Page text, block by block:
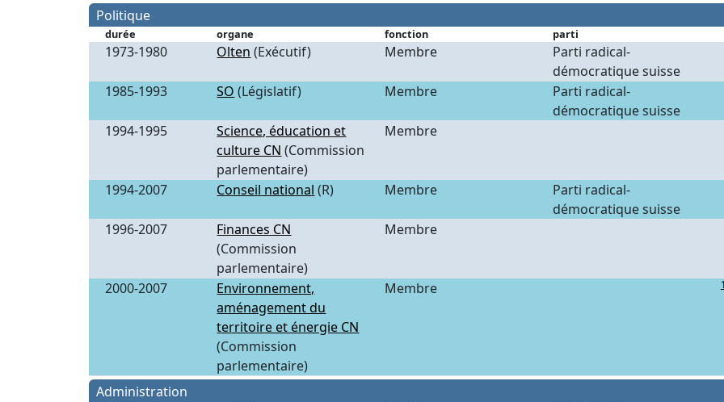
Politique
durée organe fonction parti
1973-1980 Olten (Exécutif) Membre
Parti radical-
démocratique suisse
1985-1993
SO (Législatif) Membre
Parti radical-
démocratique suisse
1994-1995
Science, éducation et
culture CN (Commission
parlementaire)
Membre
1994-2007 Conseil national (R) Membre
Parti radical-
démocratique suisse
1996-2007
Finances CN
(Commission
parlementaire)
Membre
2000-2007
Environnement,
aménagement du
territoire et énergie CN
(Commission
parlementaire)
Membre
Administration